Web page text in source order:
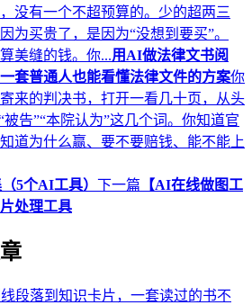
没有一个不超预算的。少的超两三
为买贵了，是因为“没想到要买”。
美缝的钱。你...用AI做法律文书阅
套普通人也能看懂法律文件的方案你
来的判决书，打开一看几十页，从头
告”“本院认为”这几个词。你知道官
道为什么赢、要不要赔钱、能不能上
5个AI工具） 下一篇 【AI在线做图工
处理工具
段落到知识卡片，一套读过的书不